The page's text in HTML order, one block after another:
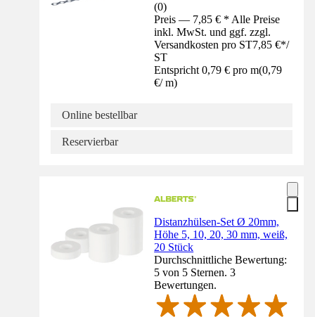
(0)
Preis — 7,85 € * Alle Preise
inkl. MwSt. und ggf. zzgl.
Versandkosten pro ST7,85 €*/
ST
Entspricht 0,79 € pro m(0,79
€/ m)
Online bestellbar
Reservierbar
Distanzhülsen-Set Ø 20mm,
Höhe 5, 10, 20, 30 mm, weiß,
20 Stück
Durchschnittliche Bewertung:
5 von 5 Sternen. 3
Bewertungen.